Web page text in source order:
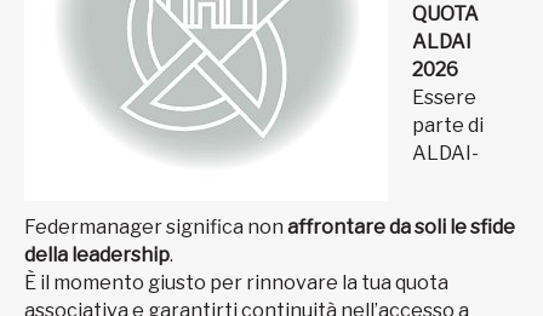
QUOTA
ALDAI
2026
Essere
parte di
ALDAI-
Federmanager significa non affrontare da soli le sfide
della leadership.
È il momento giusto per rinnovare la tua quota
associativa e garantirti continuità nell’accesso a